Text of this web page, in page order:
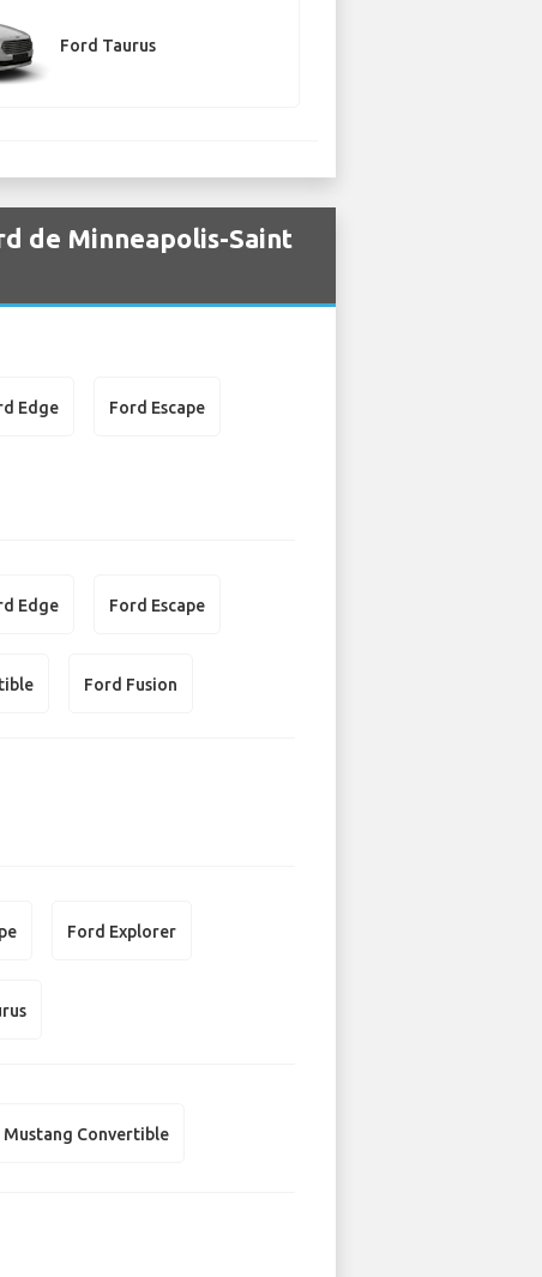
Ford Taurus
de Minneapolis-Saint
Edge Ford Escape
Edge Ford Escape
Ford Fusion
Ford Explorer
Mustang Convertible